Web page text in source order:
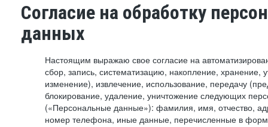
Согласие на обработку
данных
Настоящим выражаю свое согласие на
сбор, запись, систематизацию, накопление, хранение,
изменение), извлечение, использование, передачу
блокирование, удаление, уничтожение следующих
(«Персональные данные»): фамилия, имя, отчество,
номер телефона, иные данные, перечисленные в